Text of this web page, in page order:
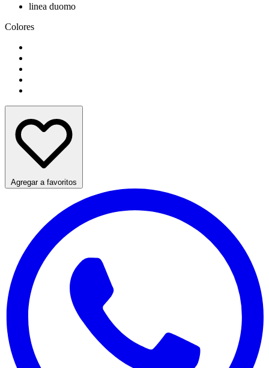
linea duomo
Colores
Agregar a favoritos